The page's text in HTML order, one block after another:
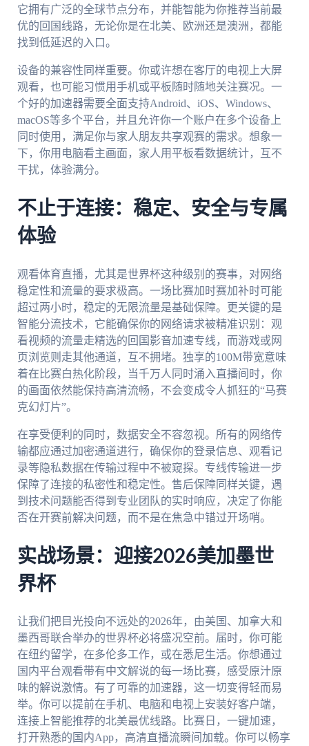
它拥有广泛的全球节点分布，并能智能为你推荐当前最
优的回国线路，无论你是在北美、欧洲还是澳洲，都能
找到低延迟的入口。
设备的兼容性同样重要。你或许想在客厅的电视上大屏
观看，也可能习惯用手机或平板随时随地关注赛况。一
个好的加速器需要全面支持Android、iOS、Windows、
macOS等多个平台，并且允许你一个账户在多个设备上
同时使用，满足你与家人朋友共享观赛的需求。想象一
下，你用电脑看主画面，家人用平板看数据统计，互不
干扰，体验满分。
不止于连接：稳定、安全与专属
体验
观看体育直播，尤其是世界杯这种级别的赛事，对网络
稳定性和流量的要求极高。一场比赛加时赛加补时可能
超过两小时，稳定的无限流量是基础保障。更关键的是
智能分流技术，它能确保你的网络请求被精准识别：观
看视频的流量走精选的回国影音加速专线，而游戏或网
页浏览则走其他通道，互不拥堵。独享的100M带宽意味
着在比赛白热化阶段，当千万人同时涌入直播间时，你
的画面依然能保持高清流畅，不会变成令人抓狂的“马赛
克幻灯片”。
在享受便利的同时，数据安全不容忽视。所有的网络传
输都应通过加密通道进行，确保你的登录信息、观看记
录等隐私数据在传输过程中不被窥探。专线传输进一步
保障了连接的私密性和稳定性。售后保障同样关键，遇
到技术问题能否得到专业团队的实时响应，决定了你能
否在开赛前解决问题，而不是在焦急中错过开场哨。
实战场景：迎接2026美加墨世
界杯
让我们把目光投向不远处的2026年，由美国、加拿大和
墨西哥联合举办的世界杯必将盛况空前。届时，你可能
在纽约留学，在多伦多工作，或在悉尼生活。你想通过
国内平台观看带有中文解说的每一场比赛，感受原汁原
味的解说激情。有了可靠的加速器，这一切变得轻而易
举。你可以提前在手机、电脑和电视上安装好客户端，
连接上智能推荐的北美最优线路。比赛日，一键加速，
打开熟悉的国内App，高清直播流瞬间加载。你可以畅享